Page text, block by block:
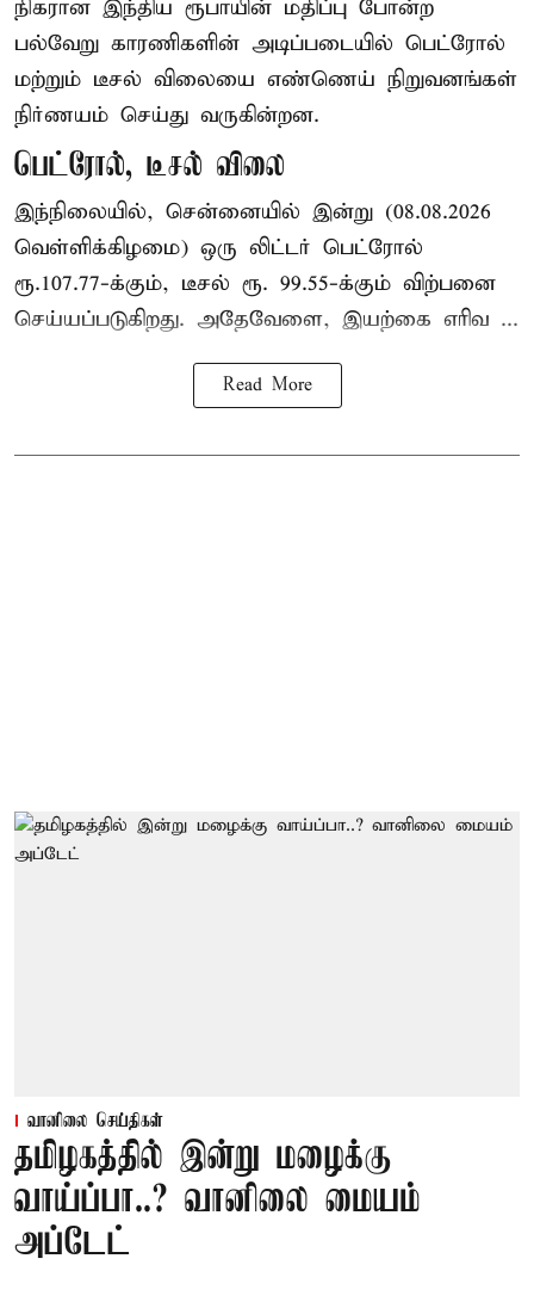
நிகரான இந்திய ரூபாயின் மதிப்பு போன்ற
பல்வேறு காரணிகளின் அடிப்படையில் பெட்ரோல்
மற்றும் டீசல் விலையை எண்ணெய் நிறுவனங்கள்
நிர்ணயம் செய்து வருகின்றன.
பெட்ரோல், டீசல் விலை
இந்நிலையில், சென்னையில் இன்று (08.08.2026
வெள்ளிக்கிழமை) ஒரு லிட்டர் பெட்ரோல்
ரூ.107.77-க்கும், டீசல் ரூ. 99.55-க்கும் விற்பனை
செய்யப்படுகிறது. அதேவேளை, இயற்கை எரிவ ...
Read More
வானிலை செய்திகள்
தமிழகத்தில் இன்று மழைக்கு
வாய்ப்பா..? வானிலை மையம்
அப்டேட்